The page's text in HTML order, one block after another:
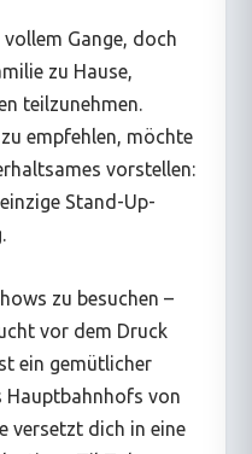
Gange, doch
zu Hause,
teilzunehmen.
empfehlen, möchte
vorstellen:
Stand-Up-
zu besuchen –
vor dem Druck
ein gemütlicher
Hauptbahnhofs von
versetzt dich in eine